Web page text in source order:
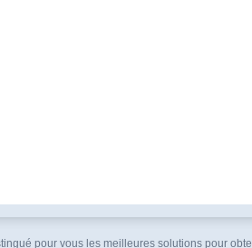
pour vous les meilleures solutions pour